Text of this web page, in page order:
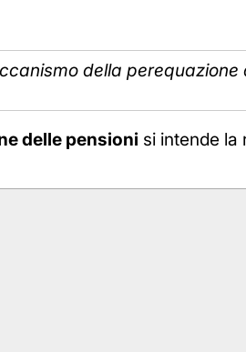
della perequazione
delle pensioni si intende la